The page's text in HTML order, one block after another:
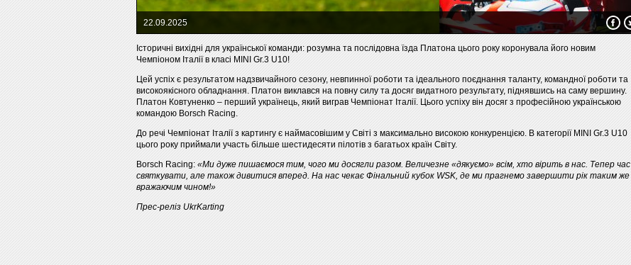
22.09.2025
Історичні вихідні для української команди: розумна та послідовна їзда Платона цього року коронувала його новим
Чемпіоном Італії в класі MINI Gr.3 U10!
Цей успіх є результатом надзвичайного сезону, невпинної роботи та ідеального поєднання таланту, командної роботи та
високоякісного обладнання. Платон виклався на повну силу та досяг видатного результату, піднявшись на саму вершину.
Платон Ковтуненко – перший українець, який виграв Чемпіонат Італії. Цього успіху він досяг з професійною українською
командою Borsch Racing.
До речі Чемпіонат Італії з картингу є наймасовішим у Світі з максимально високою конкуренцією. В категорії MINI Gr.3 U10
цього року приймали участь більше шестидесяти пілотів з багатьох країн Світу.
Borsch Racing: «Ми дуже пишаємося тим, чого ми досягли разом. Величезне «дякуємо» всім, хто вірить в нас. Тепер час
святкувати, але також дивитися вперед. На нас чекає Фінальний кубок WSK, де ми прагнемо завершити рік таким же
вражаючим чином!»
Прес-реліз UkrKarting